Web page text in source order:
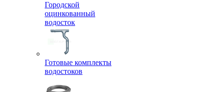
Городской
оцинкованный
водосток
Готовые комплекты
водостоков